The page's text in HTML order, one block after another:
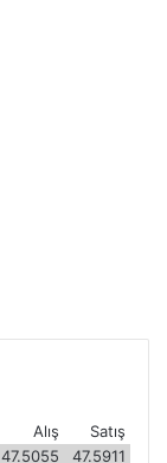
Satış
Alış
47.5911
47.5055